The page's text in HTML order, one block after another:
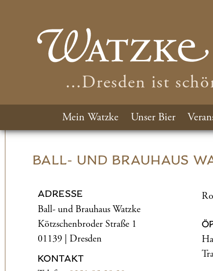
...Dresden ist
Mein Watzke Unser Bier
BALL- UND­ BRAUHAUS
ADRESSE
Ball- und­ Brauhaus Watzke
Kötzschenbroder Straße 1
01139 | Dresden
KONTAKT